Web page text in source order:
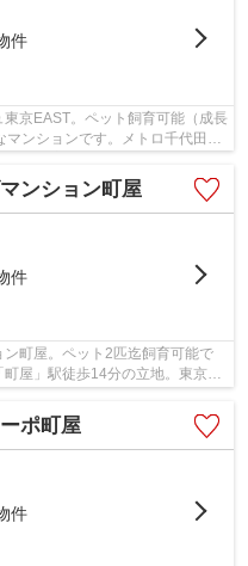
件
京EAST。ペット飼育可能（成長
ンションです。メトロ千代田線
ンション町屋
件
町屋。ペット2匹迄飼育可能で
屋」駅徒歩14分の立地。東京さ
ポ町屋
件